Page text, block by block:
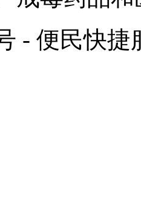
- 便民快捷